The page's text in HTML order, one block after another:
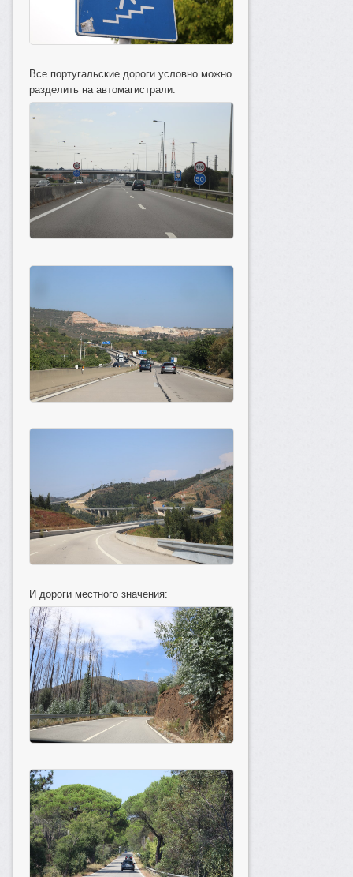
Все португальские дороги условно можно
разделить на автомагистрали:
И дороги местного значения: